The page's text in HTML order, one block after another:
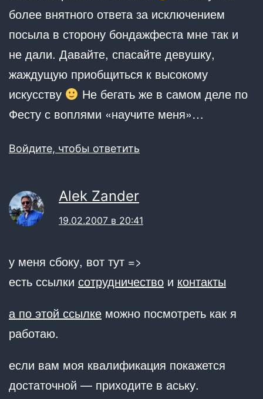
более внятного ответа за исключением
посыла в сторону бондажфеста мне так и
не дали. Давайте, спасайте девушку,
жаждущую приобщиться к высокому
искусству
Не бегать же в самом деле по
Фесту с воплями «научите меня»…
Войдите, чтобы ответить
Alek Zander
19.02.2007 в 20:41
у меня сбоку, вот тут =>
есть ссылки сотрудничество и контакты
а по этой ссылке можно посмотреть как я
работаю.
если вам моя квалификация покажется
достаточной — приходите в аську.